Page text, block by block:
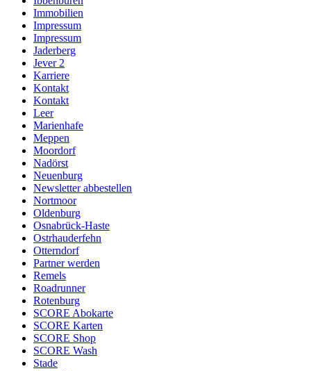
Immobilien
Impressum
Impressum
Jaderberg
Jever 2
Karriere
Kontakt
Kontakt
Leer
Marienhafe
Meppen
Moordorf
Nadörst
Neuenburg
Newsletter abbestellen
Nortmoor
Oldenburg
Osnabrück-Haste
Ostrhauderfehn
Otterndorf
Partner werden
Remels
Roadrunner
Rotenburg
SCORE Abokarte
SCORE Karten
SCORE Shop
SCORE Wash
Stade